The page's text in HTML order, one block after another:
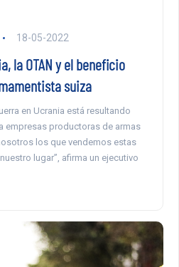
18-05-2022
la OTAN y el beneficio
suiza
en Ucrania está resultando
empresas productoras de armas
los que vendemos estas
lugar”, afirma un ejecutivo